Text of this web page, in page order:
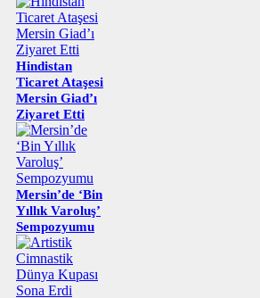
Hindistan
Ticaret Ataşesi
Mersin Giad’ı
Ziyaret Etti
Mersin’de ‘Bin
Yıllık Varoluş’
Sempozyumu